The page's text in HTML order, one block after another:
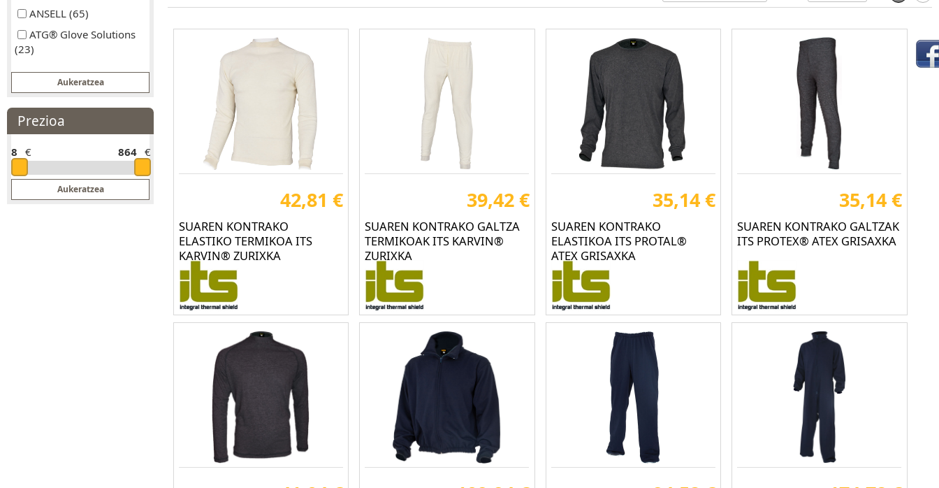
ANSELL (65)
ATG® Glove Solutions
(23)
BASE (149)
BEKINA® BOOTS (12)
BESTARD (67)
BUFF (59)
CALZADOS MENDI (13)
CAMMINARE BOOTS (3)
CAT BOTAS (2)
Prezioa
8 € 864 €
42,81 €
SUAREN KONTRAKO
ELASTIKO TERMIKOA ITS
KARVIN® ZURIXKA
39,42 €
SUAREN KONTRAKO GALTZA
TERMIKOAK ITS KARVIN®
ZURIXKA
35,14 €
SUAREN KONTRAKO
ELASTIKOA ITS PROTAL®
ATEX GRISAXKA
35,14 €
SUAREN KONTRAKO GALTZAK
ITS PROTEX® ATEX GRISAXKA